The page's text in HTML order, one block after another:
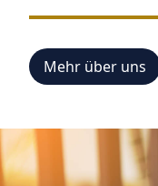
Mehr über uns